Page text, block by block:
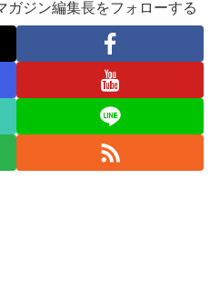
ガジン編集長をフォローする